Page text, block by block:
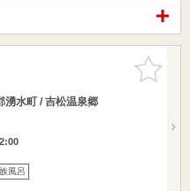
お気に入
りに追加
湧水町 / 吉松温泉郷
風呂